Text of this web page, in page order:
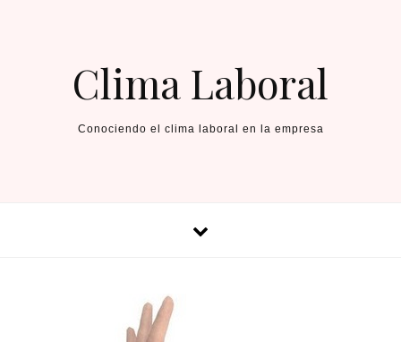
Clima Laboral
Conociendo el clima laboral en la empresa